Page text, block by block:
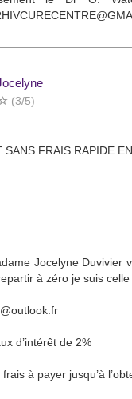
(3/5)
SANS FRAIS RAPIDE
Jocelyne Duvivier
à zéro je suis
d’intérêt de 2%
frais à payer jusqu’à